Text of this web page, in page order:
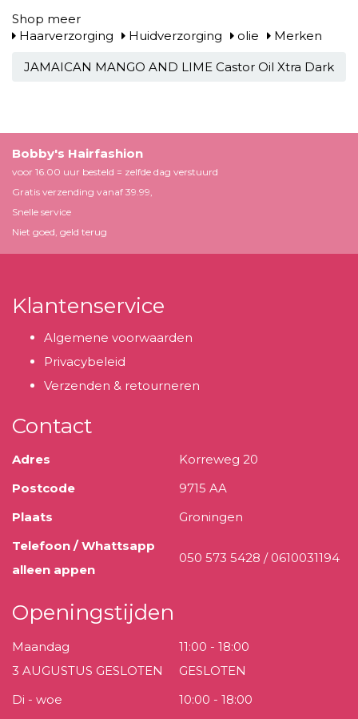
Shop meer
Haarverzorging
Huidverzorging olie Merken
JAMAICAN MANGO AND LIME Castor Oil Xtra Dark
Bobby's Hairfashion
voor 16.00 uur besteld = zelfde dag verstuurd
Gratis verzending vanaf 39.99,
Snelle service
Niet goed, geld terug
Klantenservice
Algemene voorwaarden
Privacybeleid
Verzenden & retourneren
Contact
Adres
Korreweg 20
Postcode
9715 AA
Plaats
Groningen
Telefoon / Whattsapp
alleen appen
050 573 5428 / 0610031194
Openingstijden
Maandag
3 AUGUSTUS GESLOTEN
11:00 - 18:00
GESLOTEN
Di - woe
10:00 - 18:00